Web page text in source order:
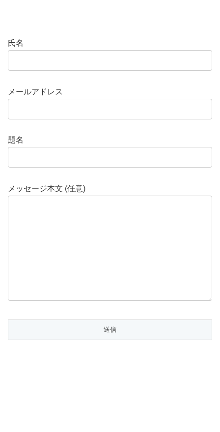
氏名
メールアドレス
題名
メッセージ本文 (任意)